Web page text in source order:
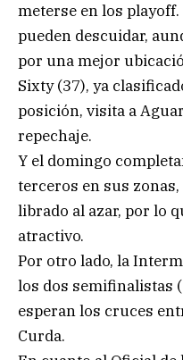
meterse en los
pueden descuidar,
por una mejor
Sixty (37), ya
posición, visita a
repechaje.
Y el domingo
terceros en sus
librado al azar, por lo
atractivo.
Por otro lado, la
los dos semifinalistas
esperan los cruces
Curda.